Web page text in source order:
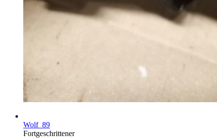
Wolf_89
Fortgeschrittener